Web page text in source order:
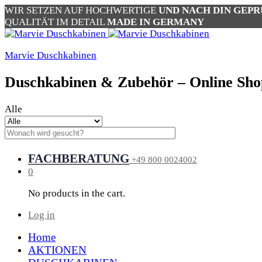
WIR SETZEN AUF HOCHWERTIGE UND NACH DIN
QUALITÄT IM DETAILMADE IN GERMANY
Marvie Duschkabinen
Duschkabinen & Zubehör – Online
Alle
FACHBERATUNG +49 800 0024002
0
No products in the cart.
Log in
Home
AKTIONEN